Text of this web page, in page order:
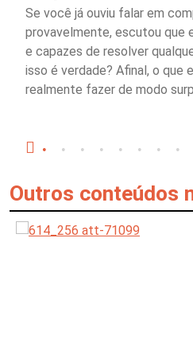
Se você já ouviu falar em
provavelmente, escutou que
e capazes de resolver
isso é verdade? Afinal, o que
realmente fazer de modo
Outros conteúdos